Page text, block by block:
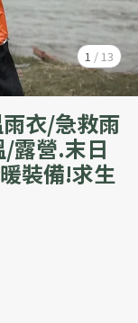
1 / 13
衣/急救雨
露營.末日
裝備!求生